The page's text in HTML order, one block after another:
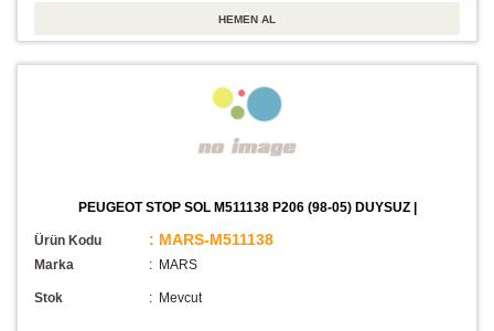
PEUGEOT STOP SOL M511138 P206 (98-05) DUYSUZ |
Ürün Kodu : MARS-M511138
Marka : MARS
Stok : Mevcut